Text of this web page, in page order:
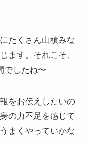
たくさん山積みな
ます。それこそ、
でしたね〜
をお伝えしたいの
の力不足を感じて
まくやっていかな